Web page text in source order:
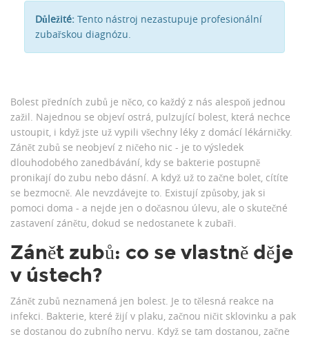
Důležité: Tento nástroj nezastupuje profesionální
zubařskou diagnózu.
Bolest předních zubů je něco, co každý z nás alespoň jednou
zažil. Najednou se objeví ostrá, pulzující bolest, která nechce
ustoupit, i když jste už vypili všechny léky z domácí lékárničky.
Zánět zubů se neobjeví z ničeho nic - je to výsledek
dlouhodobého zanedbávání, kdy se bakterie postupně
pronikají do zubu nebo dásní. A když už to začne bolet, cítíte
se bezmocně. Ale nevzdávejte to. Existují způsoby, jak si
pomoci doma - a nejde jen o dočasnou úlevu, ale o skutečné
zastavení zánětu, dokud se nedostanete k zubaři.
Zánět zubů: co se vlastně děje
v ústech?
Zánět zubů neznamená jen bolest. Je to tělesná reakce na
infekci. Bakterie, které žijí v plaku, začnou ničit sklovinku a pak
se dostanou do zubního nervu. Když se tam dostanou, začne